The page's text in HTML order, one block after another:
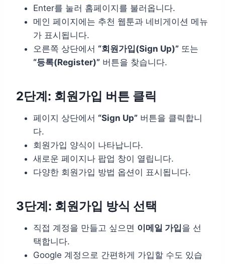
Enter를 눌러 홈페이지를 불러옵니다.
메인 페이지에는 추천 웹툰과 네비게이션 메뉴
가 표시됩니다.
오른쪽 상단에서 “회원가입(Sign Up)” 또는
“등록(Register)” 버튼을 찾습니다.
2단계: 회원가입 버튼 클릭
페이지 상단에서 “Sign Up” 버튼을 클릭합니
다.
회원가입 양식이 나타납니다.
새로운 페이지나 팝업 창이 열립니다.
다양한 회원가입 방법 옵션이 표시됩니다.
3단계: 회원가입 방식 선택
직접 계정을 만들고 싶으면 이메일 가입을 선
택합니다.
Google 계정으로 간편하게 가입할 수도 있습